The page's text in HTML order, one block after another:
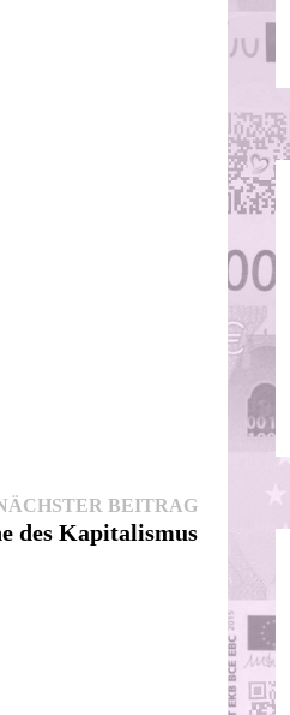
BEITRAGNächster
des Kapitalismus